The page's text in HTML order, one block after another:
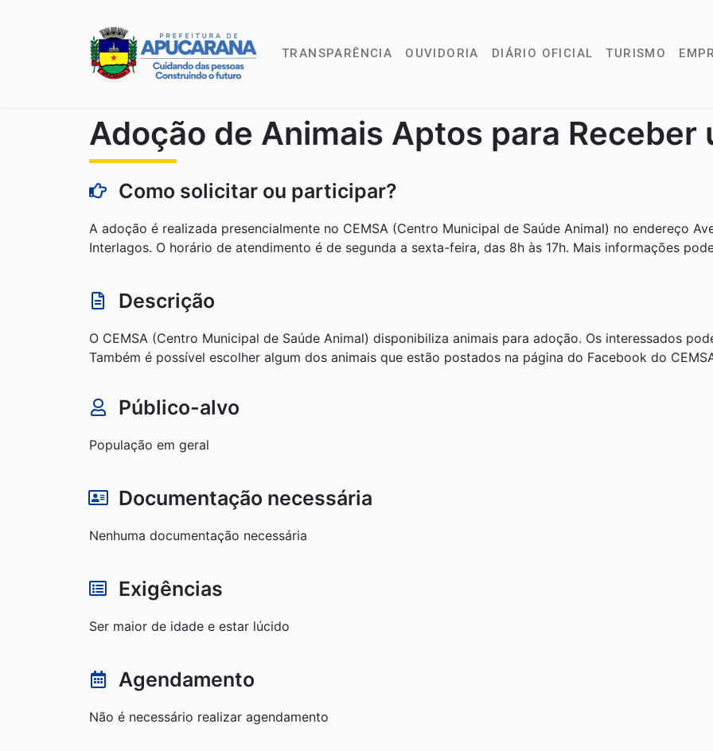
TRANSPARÊNCIA OUVIDORIA DIÁRIO OFICIAL TURISMO
Adoção de Animais Aptos para Receber
Como solicitar ou participar?
A adoção é realizada presencialmente no CEMSA (Centro Municipal de Saúde Animal) no endereço
Interlagos. O horário de atendimento é de segunda a sexta-feira, das 8h às 17h. Mais informações
Descrição
O CEMSA (Centro Municipal de Saúde Animal) disponibiliza animais para adoção. Os interessados
Também é possível escolher algum dos animais que estão postados na página do Facebook do
Público-alvo
População em geral
Documentação necessária
Nenhuma documentação necessária
Exigências
Ser maior de idade e estar lúcido
Agendamento
Não é necessário realizar agendamento